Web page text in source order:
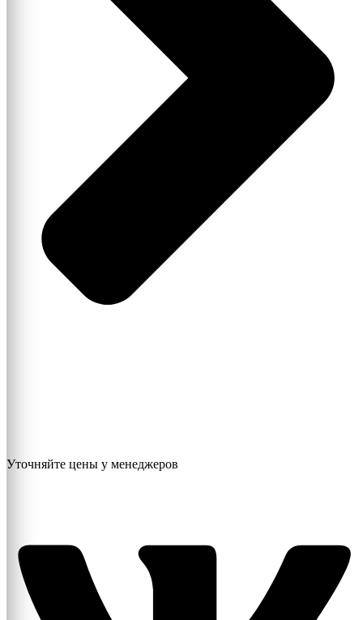
Уточняйте цены у менеджеров